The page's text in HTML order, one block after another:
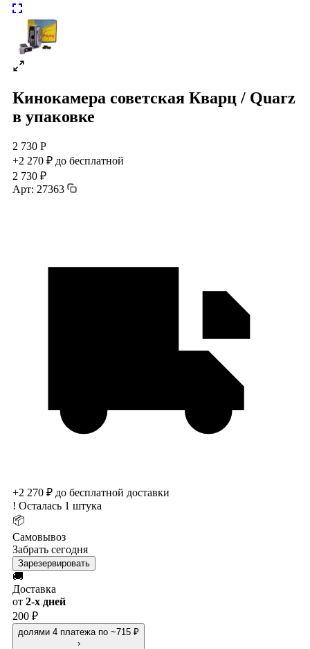
Кинокамера советская Кварц / Quarz
в упаковке
2 730 Р
+2 270 ₽ до бесплатной
2 730 ₽
Арт: 27363
+2 270 ₽ до бесплатной доставки
! Осталась 1 штука
📦
Самовывоз
Забрать сегодня
Зарезервировать
🚚
Доставка
от 2-х дней
200 ₽
долями 4 платежа по ~715 ₽
›